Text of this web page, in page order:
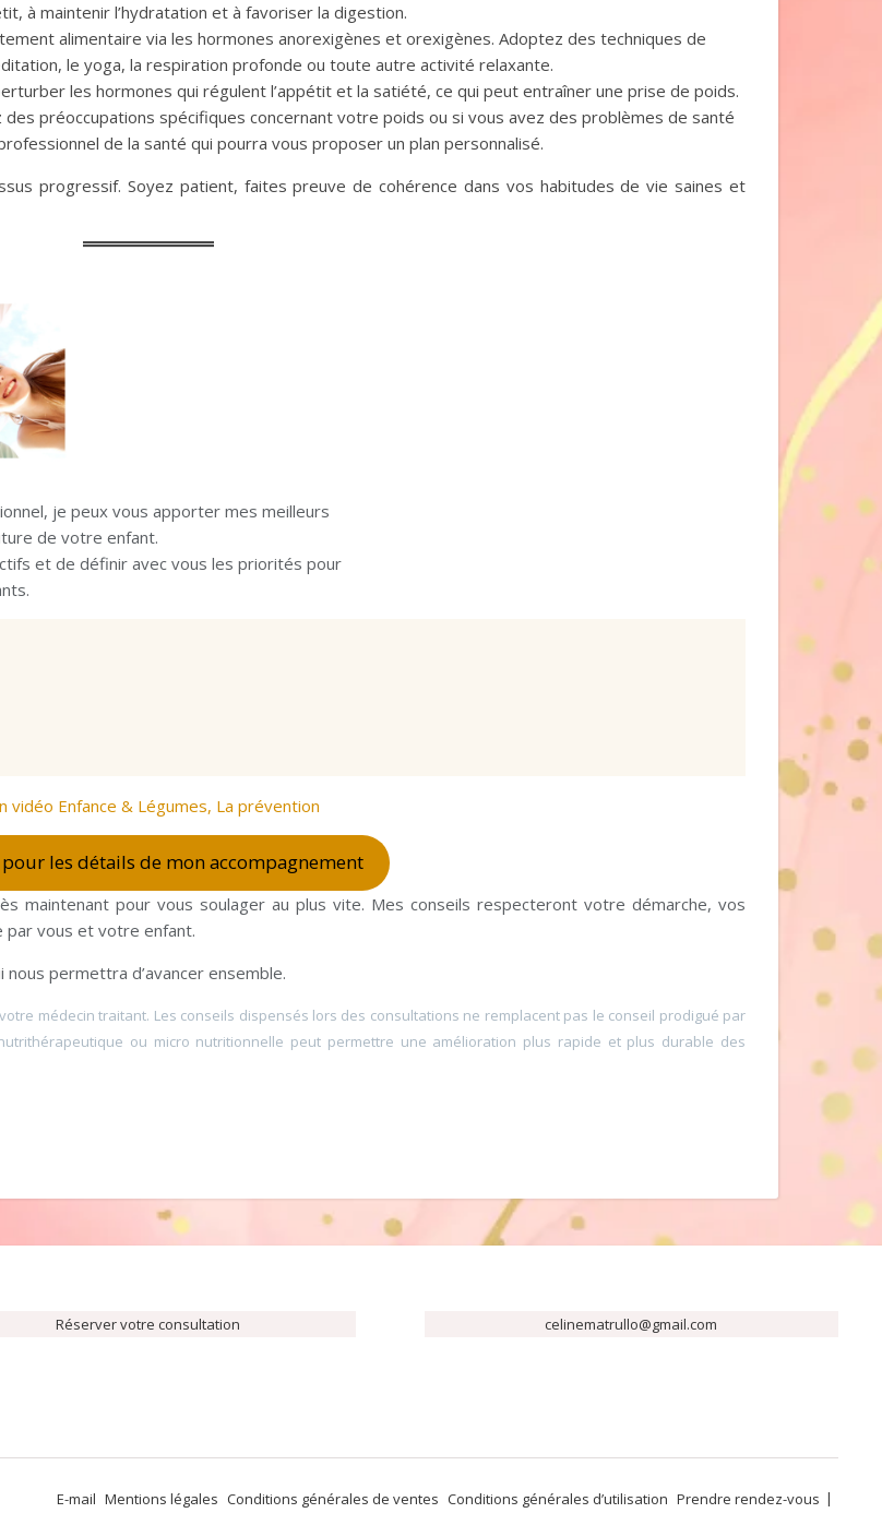
à maintenir l’hydratation et à favoriser la digestion.
alimentaire via les hormones anorexigènes et orexigènes. Adoptez des techniques de
le yoga, la respiration profonde ou toute autre activité relaxante.
les hormones qui régulent l’appétit et la satiété, ce qui peut entraîner une prise de poids.
des préoccupations spécifiques concernant votre poids ou si vous avez des problèmes de santé
de la santé qui pourra vous proposer un plan personnalisé.
progressif. Soyez patient, faites preuve de cohérence dans vos habitudes de vie saines et
je peux vous apporter mes meilleurs
de votre enfant.
et de définir avec vous les priorités pour
vidéo Enfance & Légumes, La prévention
les détails de mon accompagnement
maintenant pour vous soulager au plus vite. Mes conseils respecteront votre démarche, vos
vous et votre enfant.
permettra d’avancer ensemble.
médecin traitant. Les conseils dispensés lors des consultations ne remplacent pas le conseil prodigué par
ou micro nutritionnelle peut permettre une amélioration plus rapide et plus durable des
Réserver votre consultation celinematrullo@gmail.com
E-mail Mentions légales Conditions générales de ventes Conditions générales d’utilisation Prendre rendez-vous